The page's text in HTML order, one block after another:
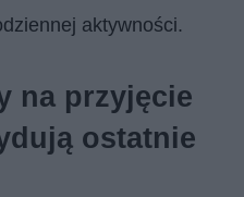
aktywności.
na przyjęcie
ostatnie